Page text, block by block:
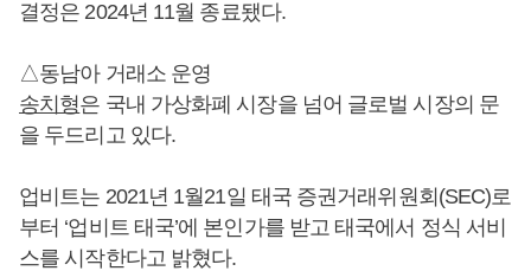
결정은 2024년 11월 종료됐다.
△동남아 거래소 운영
송치형은 국내 가상화폐 시장을 넘어 글로벌 시장의 문
을 두드리고 있다.
업비트는 2021년 1월21일 태국 증권거래위원회(SEC)로
부터 ‘업비트 태국’에 본인가를 받고 태국에서 정식 서비
스를 시작한다고 밝혔다.